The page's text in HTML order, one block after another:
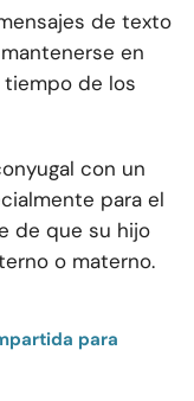
de texto
en
de los
con un
para el
de que su hijo
o materno.
para